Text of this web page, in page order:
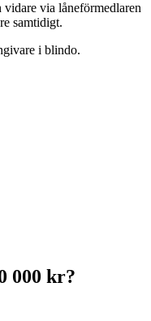
via låneförmedlaren
samtidigt.
i blindo.
000 kr?